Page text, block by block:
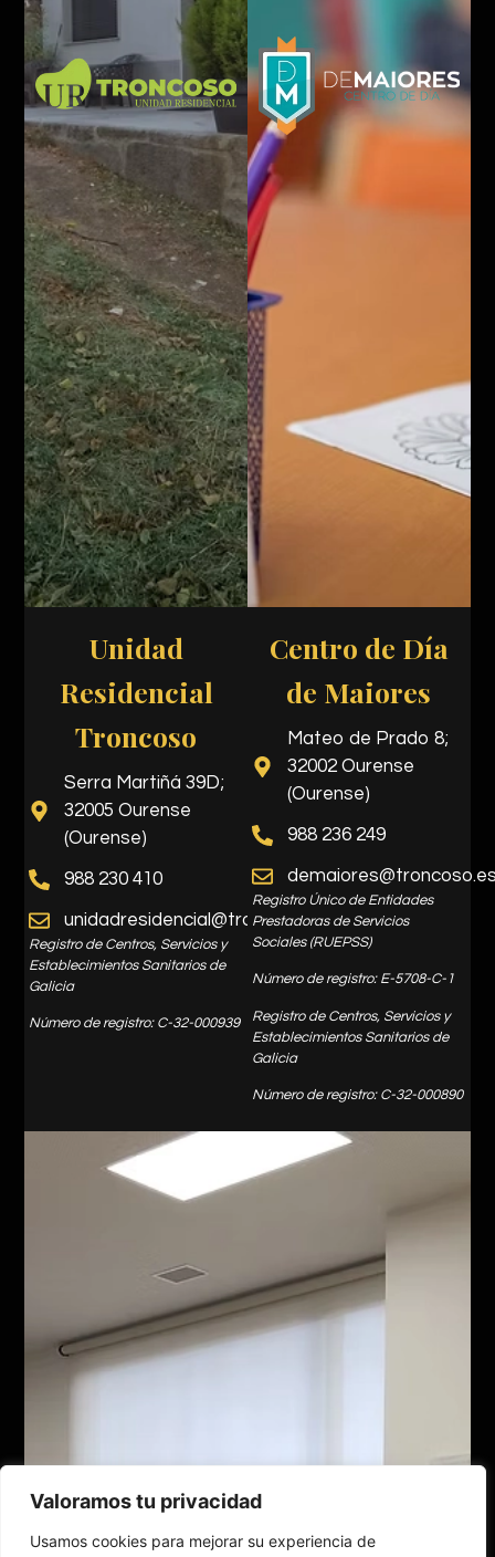
Valoramos tu privacidad
Usamos cookies para mejorar su experiencia de
Unidad
Residencial
Troncoso
Serra Martiñá 39D;
32005 Ourense
(Ourense)
988 230 410
unidadresidencial@troncoso.es
Registro de Centros, Servicios y
Establecimientos Sanitarios de
Galicia
Número de registro: C-32-000939
Centro de Día
de Maiores
Mateo de Prado 8;
32002 Ourense
(Ourense)
988 236 249
Registro Único de Entidades
Prestadoras de Servicios
Sociales (RUEPSS)
Número de registro: E-5708-C-1
Registro de Centros, Servicios y
Establecimientos Sanitarios de
Galicia
Número de registro: C-32-000890